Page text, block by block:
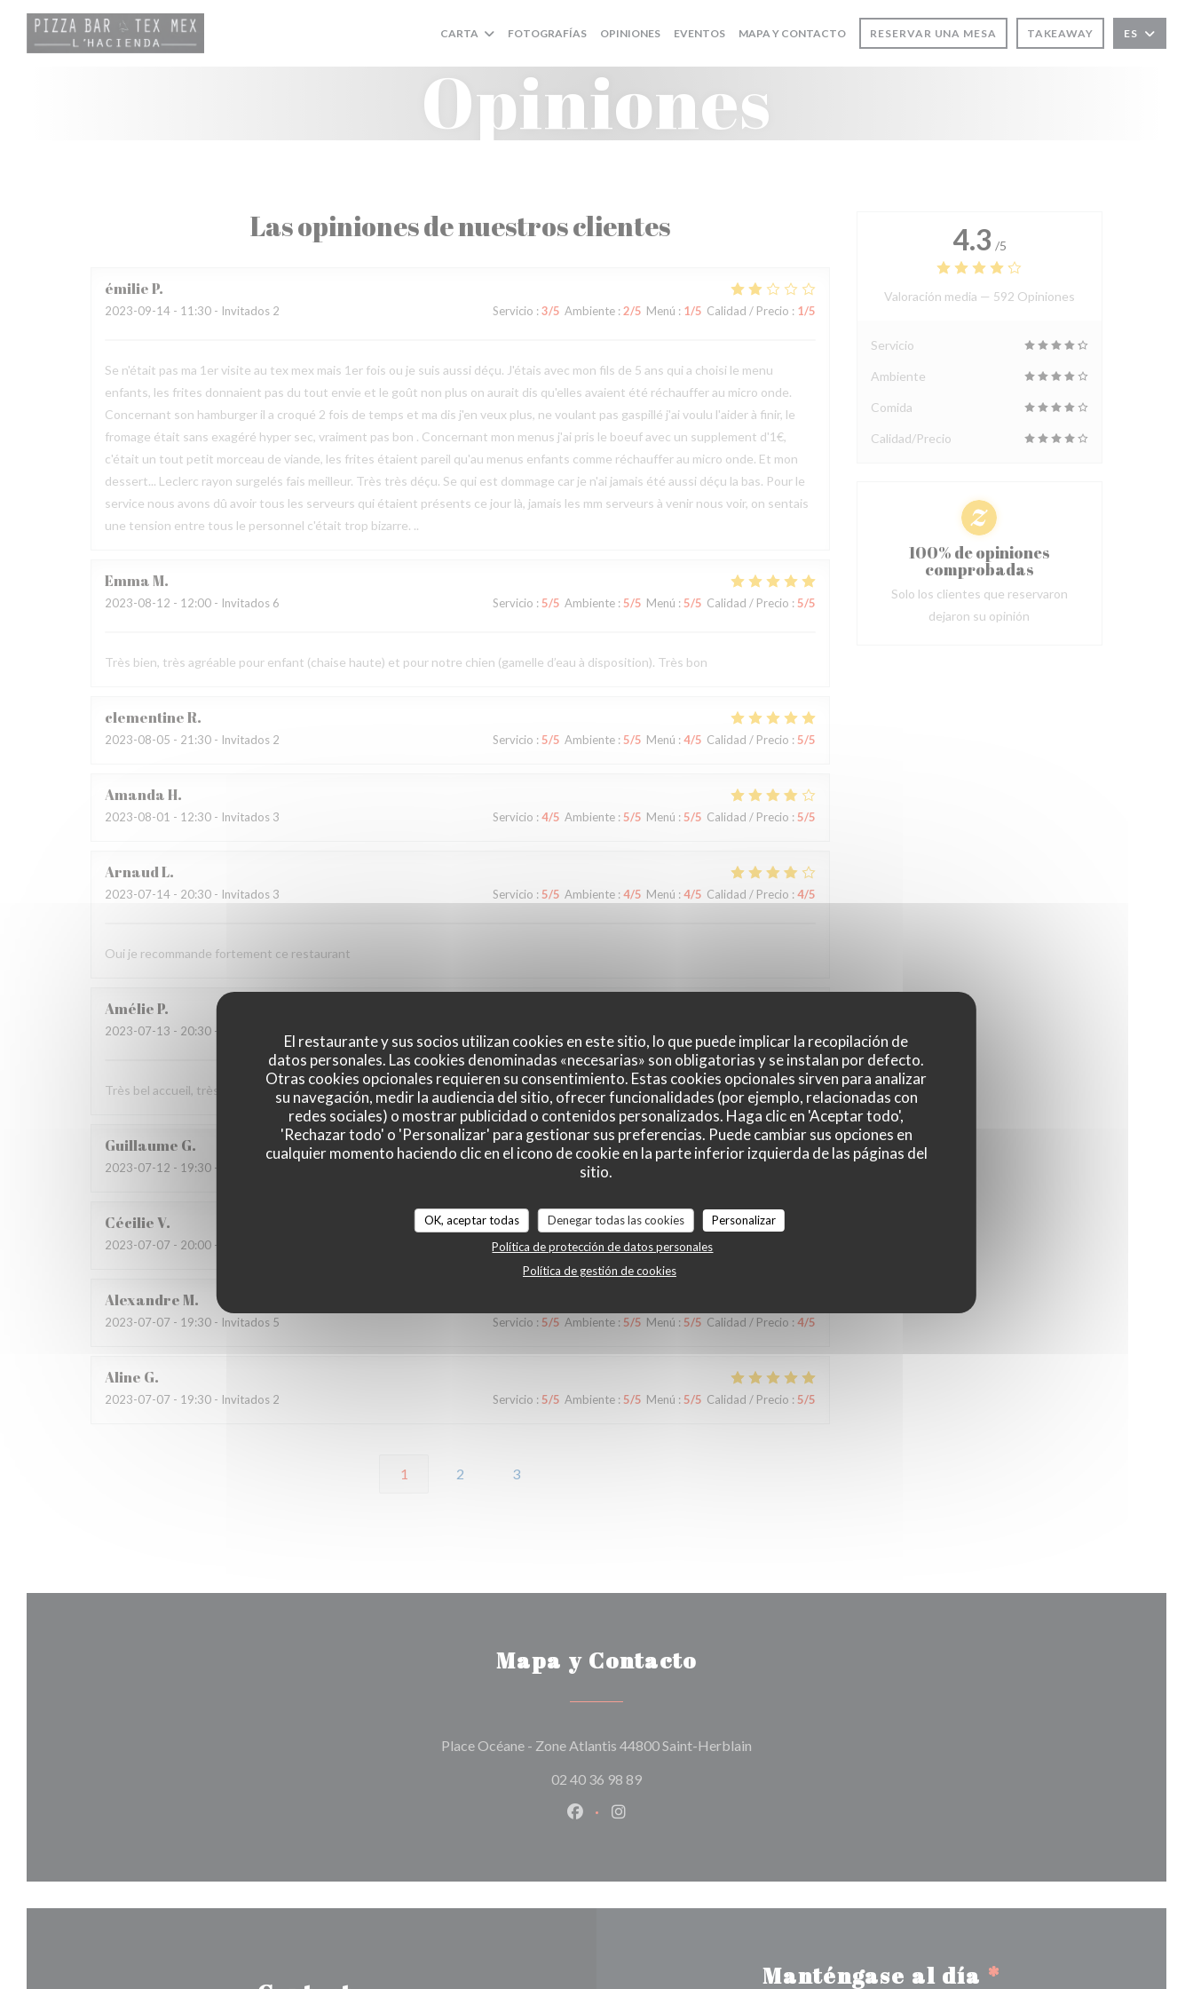
Personalización de sus opciones de cookies
El restaurante y sus socios utilizan cookies en este sitio, lo que puede implicar la recopilación de
datos personales. Las cookies denominadas «necesarias» son obligatorias y se instalan por defecto.
Otras cookies opcionales requieren su consentimiento. Estas cookies opcionales sirven para analizar
su navegación, medir la audiencia del sitio, ofrecer funcionalidades (por ejemplo, relacionadas con
redes sociales) o mostrar publicidad o contenidos personalizados. Haga clic en 'Aceptar todo',
'Rechazar todo' o 'Personalizar' para gestionar sus preferencias. Puede cambiar sus opciones en
cualquier momento haciendo clic en el icono de cookie en la parte inferior izquierda de las páginas del
sitio.
OK, aceptar todas Denegar todas las cookies
Personalizar
Política de protección de datos personales
Política de gestión de cookies
CARTA FOTOGRAFÍAS OPINIONES EVENTOS MAPA Y CONTACTO RESERVAR UNA MESA TAKEAWAY ES
Opiniones
Las opiniones de nuestros clientes
émilieP
2023-09-14 - 11:30 - Invitados 2 Servicio : 3/5 Ambiente: 2/5 Menú : 1/5 Calidad / Precio : 1/5
Se n'était pas ma 1er visite au tex mex mais 1er fois ou je suis aussi déçu. J'étais avec mon fils de 5 ans qui a choisi le menu
enfants, les frites donnaient pas du tout envie et le goût non plus on aurait dis qu'elles avaient été réchauffer au micro onde.
Concernant son hamburger il a croqué 2 fois de temps et ma dis j'en veux plus, ne voulant pas gaspillé j'ai voulu l'aider à finir, le
fromage était sans exagéré hyper sec, vraiment pas bon . Concernant mon menus j'ai pris le boeuf avec un supplement d'1€,
c'était un tout petit morceau de viande, les frites étaient pareil qu'au menus enfants comme réchauffer au micro onde. Et mon
dessert... Leclerc rayon surgelés fais meilleur. Très très déçu. Se qui est dommage car je n'ai jamais été aussi déçu la bas. Pour le
service nous avons dû avoir tous les serveurs qui étaient présents ce jour là, jamais les mm serveurs à venir nous voir, on sentais
une tension entre tous le personnel c'était trop bizarre. ..
EmmaM
2023-08-12 - 12:00 - Invitados 6 Servicio : 5/5 Ambiente: 5/5 Menú : 5/5 Calidad / Precio : 5/5
Très bien, très agréable pour enfant (chaise haute) et pour notre chien (gamelle d’eau à disposition). Très bon
clementineR
2023-08-05 - 21:30 - Invitados 2 Servicio : 5/5 Ambiente: 5/5 Menú : 4/5 Calidad / Precio : 5/5
AmandaH
2023-08-01 - 12:30 - Invitados 3 Servicio : 4/5 Ambiente: 5/5 Menú : 5/5 Calidad / Precio : 5/5
ArnaudL
2023-07-14 - 20:30 - Invitados 3 Servicio : 5/5 Ambiente: 4/5 Menú : 4/5 Calidad / Precio : 4/5
Oui je recommande fortement ce restaurant
AmélieP
2023-07-13 - 20:30 - Invitados 8
Très bel accueil, très bon ! Merci !
Guillaume G
2023-07-12 - 19:30 - Invitados 5 Ambiente
CécilieV
2023-07-07 - 20:00 - Invitados 3 Servicio:4/5 Ambiente: 3/5 Menú:5/5 Calidad / Precio
AlexandreM
2023-07-07 - 19:30 - Invitados 5 Servicio : 5/5 Ambiente: 5/5 Menú : 5/5 Calidad / Precio : 4/5
Aline G
2023-07-07 - 19:30 - Invitados 2 Servicio : 5/5 Ambiente: 5/5 Menú : 5/5 Calidad / Precio : 5/5
1 2 3
4.3 /5
Valoración media — 592 Opiniones
Servicio
Ambiente
Comida
Calidad/Precio
100% de opiniones
comprobadas
Solo los clientes que reservaron
dejaron su opinión
Mapa y Contacto
Place Océane - Zone Atlantis 44800 Saint-Herblain
02 40 36 98 89
Facebook ((abre en una nueva ventana))
Instagram ((abre en una nueva ventana))
Manténgase al día *